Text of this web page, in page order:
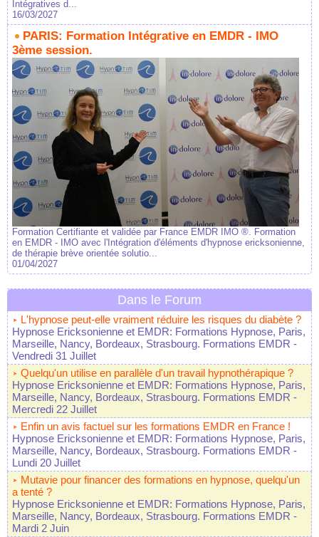
Intégratives d...
16/03/2027
PARIS: Formation Intégrative en EMDR - IMO
3ème session.
Formation Certifiante et validée par France EMDR IMO ®. Formation
en EMDR - IMO avec l'Intégration d'éléments d'hypnose ericksonienne,
de thérapie brève orientée solutio...
01/04/2027
Dans le Forum
L'hypnose peut-elle vraiment réduire les risques du diabète ?
Hypnose Ericksonienne et EMDR: Formations Hypnose, Paris,
Marseille, Nancy, Bordeaux, Strasbourg. Formations EMDR -
Vendredi 31 Juillet
Quelqu'un utilise en parallèle d'un travail hypnothérapique ?
Hypnose Ericksonienne et EMDR: Formations Hypnose, Paris,
Marseille, Nancy, Bordeaux, Strasbourg. Formations EMDR -
Mercredi 22 Juillet
Enfin un avis factuel sur les formations EMDR en France !
Hypnose Ericksonienne et EMDR: Formations Hypnose, Paris,
Marseille, Nancy, Bordeaux, Strasbourg. Formations EMDR -
Lundi 20 Juillet
Mutavie pour financer des formations en hypnose, quelqu'un
a tenté ?
Hypnose Ericksonienne et EMDR: Formations Hypnose, Paris,
Marseille, Nancy, Bordeaux, Strasbourg. Formations EMDR -
Mardi 2 Juin